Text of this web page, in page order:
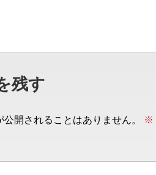
残す
公開されることはありません。 ※